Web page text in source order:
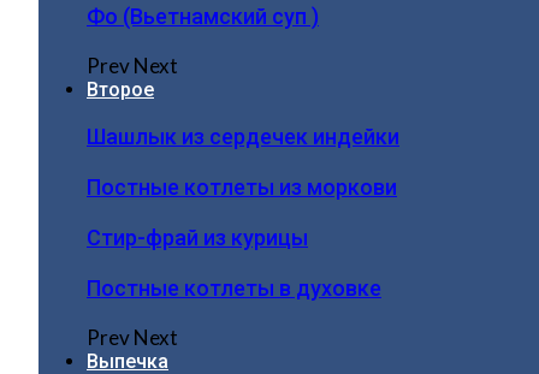
Фо (Вьетнамский суп )
PrevNext
Второе
Шашлык из сердечек индейки
Постные котлеты из моркови
Стир-фрай из курицы
Постные котлеты в духовке
PrevNext
Выпечка